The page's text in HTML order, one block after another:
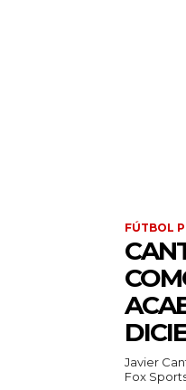
FÚTBOL
Javier
Fox